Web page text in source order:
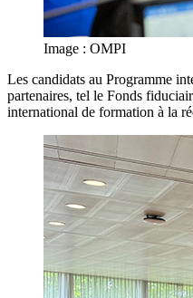
Image : OMPI
Les candidats au Programme
partenaires, tel le Fonds
international de formation à la